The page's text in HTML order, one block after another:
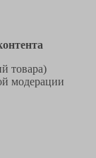
товара)
модерации